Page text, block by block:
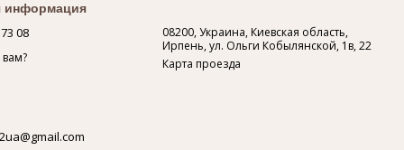
информация
08
08200, Украина, Киевская область,
Ирпень, ул. Ольги Кобылянской, 1в, 22
Карта проезда